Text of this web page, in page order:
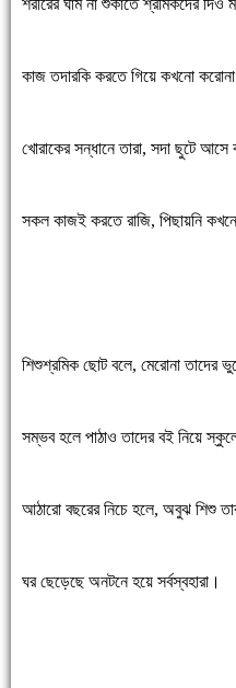
শরীরের ঘাম না শুকাতে শ্রমিকদের দিও
কাজ তদারকি করতে গিয়ে কখনো করোনা
খোরাকের সন্ধানে তারা, সদা ছুটে আসে
সকল কাজই করতে রাজি, পিছায়নি
শিশুশ্রমিক ছোট বলে, মেরোনা তাদের
সম্ভব হলে পাঠাও তাদের বই নিয়ে
আঠারো বছরের নিচে হলে, অবুঝ শিশু
ঘর ছেড়েছে অনটনে হয়ে সর্বস্বহারা।